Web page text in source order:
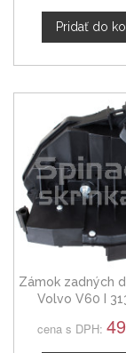
Pridať do
Zámok zadných
Volvo V60 I
cena s DPH: